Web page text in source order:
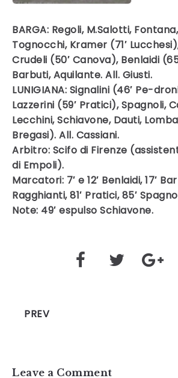
BARGA: Regoli, M.Salotti,
Tognocchi, Kramer (71′
Crudeli (50′ Canova), Benlaidi
Barbuti, Aquilante. All. Giusti.
LUNIGIANA: Signalini (46′ Pe-
Lazzerini (59′ Pratici), Spagnoli,
Lecchini, Schiavone, Dauti,
Bregasi). All. Cassiani.
Arbitro: Scifo di Firenze
di Empoli).
Marcatori: 7′ e 12′ Benlaidi, 17′
Ragghianti, 81′ Pratici, 85′
Note: 49′ espulso Schiavone.
PREV
Leave a Comment